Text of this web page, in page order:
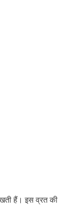
हैं। इस व्रत की